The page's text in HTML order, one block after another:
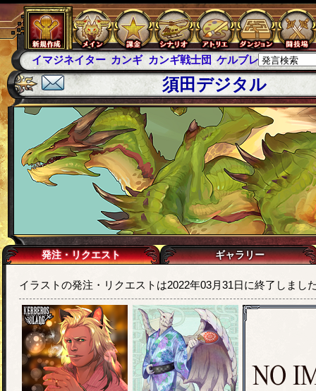
イマジネイター カンギ カンギ戦士団 ケルブレ ケルベロ
須田デジタル
発注・リクエスト ギャラリー
イラストの発注・リクエストは2022年03月31日に終了しまし